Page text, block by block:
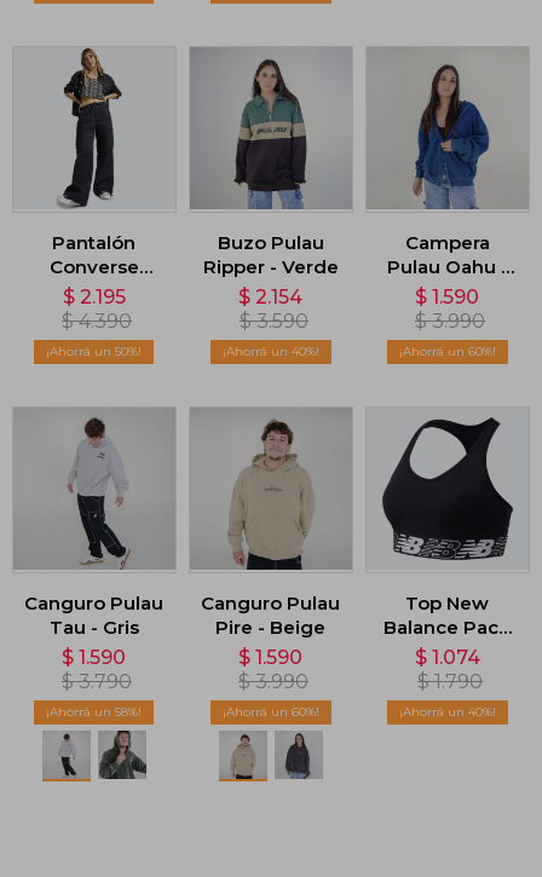
Pantalón
Converse
Pocket Pant -
Negro
$ 2.195
$ 4.390
50
Buzo Pulau
Ripper - Verde
$ 2.154
$ 3.590
40
Campera
Pulau Oahu -
Azul
$ 1.590
$ 3.990
60
Canguro Pulau
Tau - Gris
$ 1.590
$ 3.790
58
Canguro Pulau
Pire - Beige
$ 1.590
$ 3.990
60
Top New
Balance Pace
3.0 - Negro
$ 1.074
$ 1.790
40